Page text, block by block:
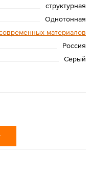
структурная
Однотонная
материалов
Россия
Серый